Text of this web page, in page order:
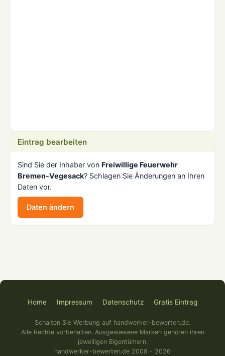
Eintrag bearbeiten
Sind Sie der Inhaber von Freiwillige Feuerwehr
Bremen-Vegesack? Schlagen Sie Änderungen an Ihren
Daten vor.
Daten ändern
Home Impressum Datenschutz Gratis Eintrag
Schalten Sie Werbung auf handwerker-bewerten.de.
Alle Rechte vorbehalten. Ausgewiesene Marken gehören ihren
jeweiligen Eigentümern.
handwerker-bewerten.de 2008 - 2026